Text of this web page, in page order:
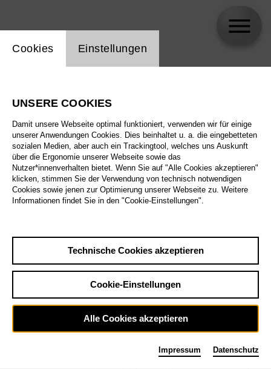
Alle Sparten
Alle Spielstätten
Alle Merkmale
Sa29.8.
Großes Haus
12:00 Eröffnungswochenende
Einstellung Website Cookie
Cookies Einstellungen
UNSERE COOKIES
Damit unsere Webseite optimal funktioniert, verwenden wir für einige
unserer Anwendungen Cookies. Dies beinhaltet u. a. die eingebetteten
sozialen Medien, aber auch ein Trackingtool, welches uns Auskunft
über die Ergonomie unserer Webseite sowie das
Nutzer*innenverhalten bietet. Wenn Sie auf "Alle Cookies akzeptieren"
klicken, stimmen Sie der Verwendung von technisch notwendigen
Cookies sowie jenen zur Optimierung unserer Webseite zu. Weitere
Informationen findet Sie in den "Cookie-Einstellungen".
Technische Cookies akzeptieren
Cookie-Einstellungen
Alle Cookies akzeptieren
Impressum Datenschutz